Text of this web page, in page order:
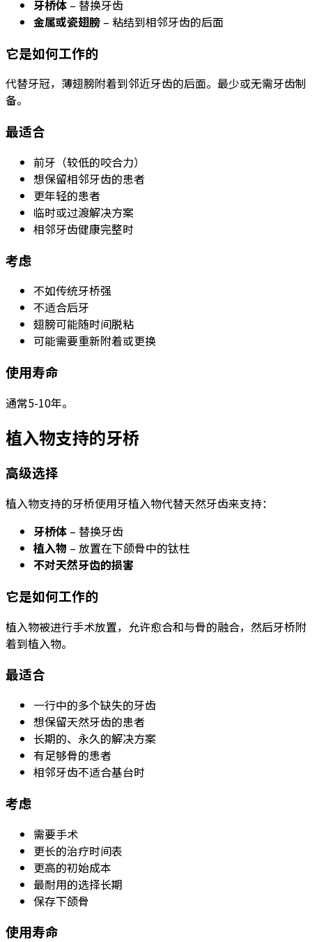
牙桥体 – 替换牙齿
金属或瓷翅膀 – 粘结到相邻牙齿的后面
它是如何工作的
代替牙冠，薄翅膀附着到邻近牙齿的后面。最少或无需牙齿制
备。
最适合
前牙（较低的咬合力）
想保留相邻牙齿的患者
更年轻的患者
临时或过渡解决方案
相邻牙齿健康完整时
考虑
不如传统牙桥强
不适合后牙
翅膀可能随时间脱粘
可能需要重新附着或更换
使用寿命
通常5-10年。
植入物支持的牙桥
高级选择
植入物支持的牙桥使用牙植入物代替天然牙齿来支持：
牙桥体 – 替换牙齿
植入物 – 放置在下颌骨中的钛柱
不对天然牙齿的损害
它是如何工作的
植入物被进行手术放置，允许愈合和与骨的融合，然后牙桥附
着到植入物。
最适合
一行中的多个缺失的牙齿
想保留天然牙齿的患者
长期的、永久的解决方案
有足够骨的患者
相邻牙齿不适合基台时
考虑
需要手术
更长的治疗时间表
更高的初始成本
最耐用的选择长期
保存下颌骨
使用寿命